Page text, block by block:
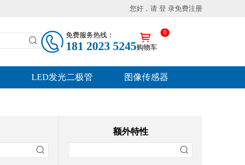
您好，请 登 录免费注册
免费服务热线：
181 2023 5245购物车
0
LED发光二极管 图像传感器
额外特性